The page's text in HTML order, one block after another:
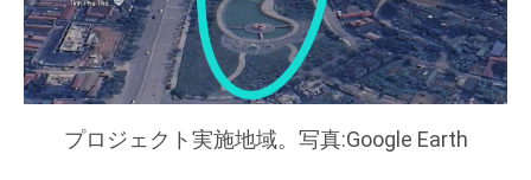
プロジェクト実施地域。写真:Google Earth